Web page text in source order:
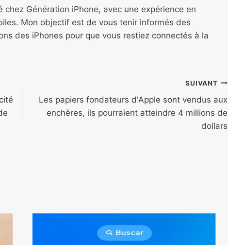
Génération iPhone, avec une expérience en
Mon objectif est de vous tenir informés des
des iPhones pour que vous restiez connectés à la
SUIVANT
Les papiers fondateurs d'Apple sont vendus aux
enchères, ils pourraient atteindre 4 millions de
dollars